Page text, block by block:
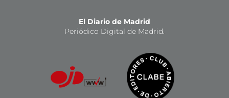
El Diario de Madrid
Periódico Digital de Madrid.